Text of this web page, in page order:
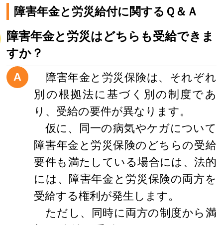
障害年金と労災給付に関するＱ＆Ａ
障害年金と労災はどちらも受給できま
すか？
A
障害年金と労災保険は、それぞれ
別の根拠法に基づく別の制度であ
り、受給の要件が異なります。
仮に、同一の病気やケガについて
障害年金と労災保険のどちらの受給
要件も満たしている場合には、法的
には、障害年金と労災保険の両方を
受給する権利が発生します。
ただし、同時に両方の制度から満